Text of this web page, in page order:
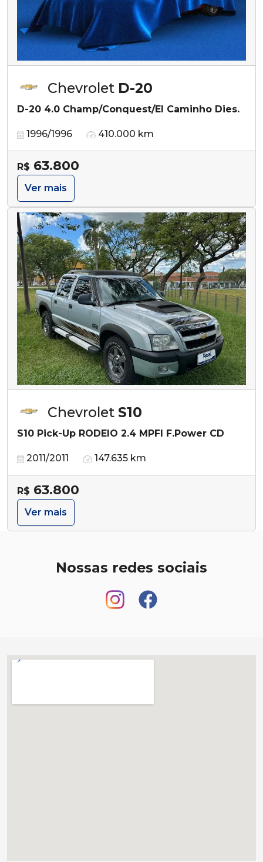
Chevrolet D-20
D-20 4.0 Champ/Conquest/El Caminho Dies.
1996/1996 410.000 km
R$ 63.800
Ver mais
Chevrolet S10
S10 Pick-Up RODEIO 2.4 MPFI F.Power CD
2011/2011 147.635 km
R$ 63.800
Ver mais
Nossas redes sociais